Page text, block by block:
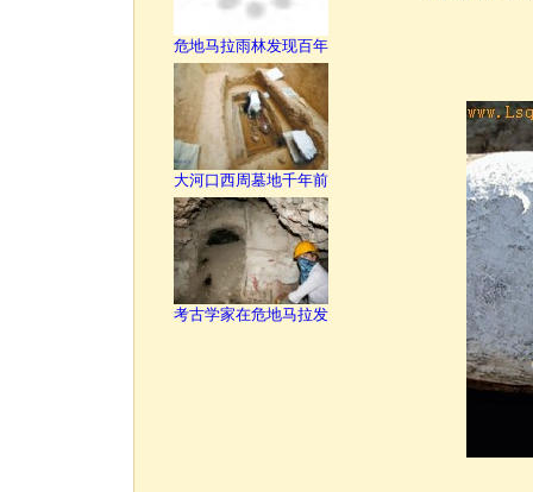
危地马拉雨林发现百年
大河口西周墓地千年前
考古学家在危地马拉发